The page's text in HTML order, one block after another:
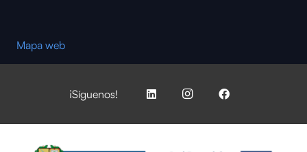
Mapa web
¡Síguenos!